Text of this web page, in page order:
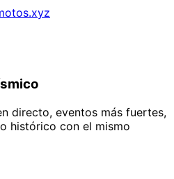
directo, eventos más fuertes,
histórico con el mismo